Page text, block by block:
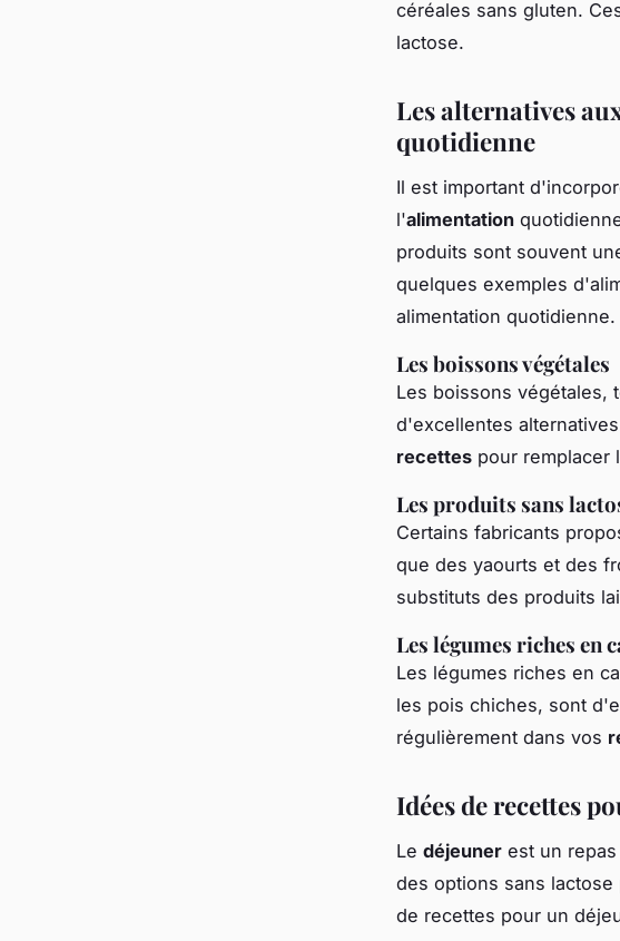
céréales sans gluten.
lactose.
Les alternatives
quotidienne
Il est important
l'alimentation
produits sont souvent
quelques exemples
alimentation quotidienne.
Les boissons végétales
Les boissons végétales,
d'excellentes
recettes pour remplacer
Les produits sans
Certains fabricants
que des yaourts et des
substituts des produits
Les légumes riches en
Les légumes riches en
les pois chiches, sont
régulièrement dans vos
Idées de recettes
Le déjeuner est un
des options sans
de recettes pour un